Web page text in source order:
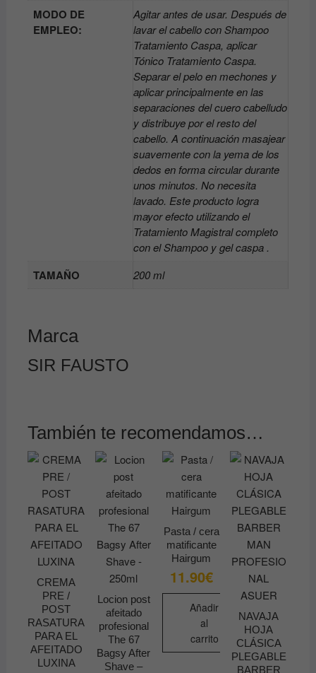
MODO DE
EMPLEO:
Agitar antes de usar. Después de
lavar el cabello con Shampoo
Tratamiento Caspa, aplicar
Tónico Tratamiento Caspa.
Separar el pelo en mechones y
aplicar principalmente en las
separaciones del cuero cabelludo
y distribuye por el resto del
cabello. A continuación masajear
suavemente con la yema de los
dedos en forma circular durante
unos minutos. No necesita
lavado. Este producto logra
mayor efecto utilizando el
Tratamiento Magistral completo
con el Shampoo y gel caspa .
TAMAÑO 200 ml
Marca
SIR FAUSTO
También te recomendamos…
CREMA
PRE /
POST
RASATURA
PARA EL
AFEITADO
LUXINA
Locion post
afeitado
profesional
The 67
Bagsy After
Shave –
Pasta / cera
matificante
Hairgum
11.90€
Añadir
al
carrito
NAVAJA
HOJA
CLÁSICA
PLEGABLE
BARBER